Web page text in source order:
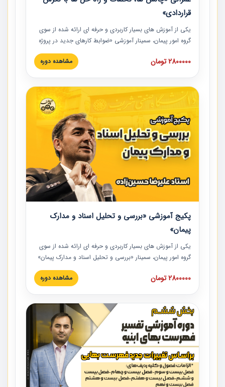
قراردادی»
یکی از آموزش‏‏‏‏‏‏ های بسیار کاربردی و حرفه‏ ای ارائه شده از سوی
گروه امور پیمان، سمینار آموزشی «ضوابط کارهای جدید در پروژه
های عمرانی» چالش ها، تخلفات و راه حل ها با نگرش قراردادی
است که در محل سندیکای شرکت های ساختمانی کشور ارائه شد.
مدارک پیمان به همراه تجربیات عملی ارائه شده است.
2800000 تومان مشاهده دوره
پکیج آموزشی «بررسی و تحلیل اسناد و مدارک
پیمان»
یکی از آموزش‏‏‏‏‏‏ های بسیار کاربردی و حرفه‏ ای ارائه شده از سوی
گروه امور پیمان، سمینار «بررسی و تحلیل اسناد و مدارک پیمان»
است که در دانشگاه صنعتی شریف ارائه شد. در این آموزش
نکات کلیدی مربوط به اسناد و مدارک پیمان، اولویت بندی اسناد
پیمان به همراه تجربیات عملی در این خصوص ارائه شده است.
2800000 تومان مشاهده دوره